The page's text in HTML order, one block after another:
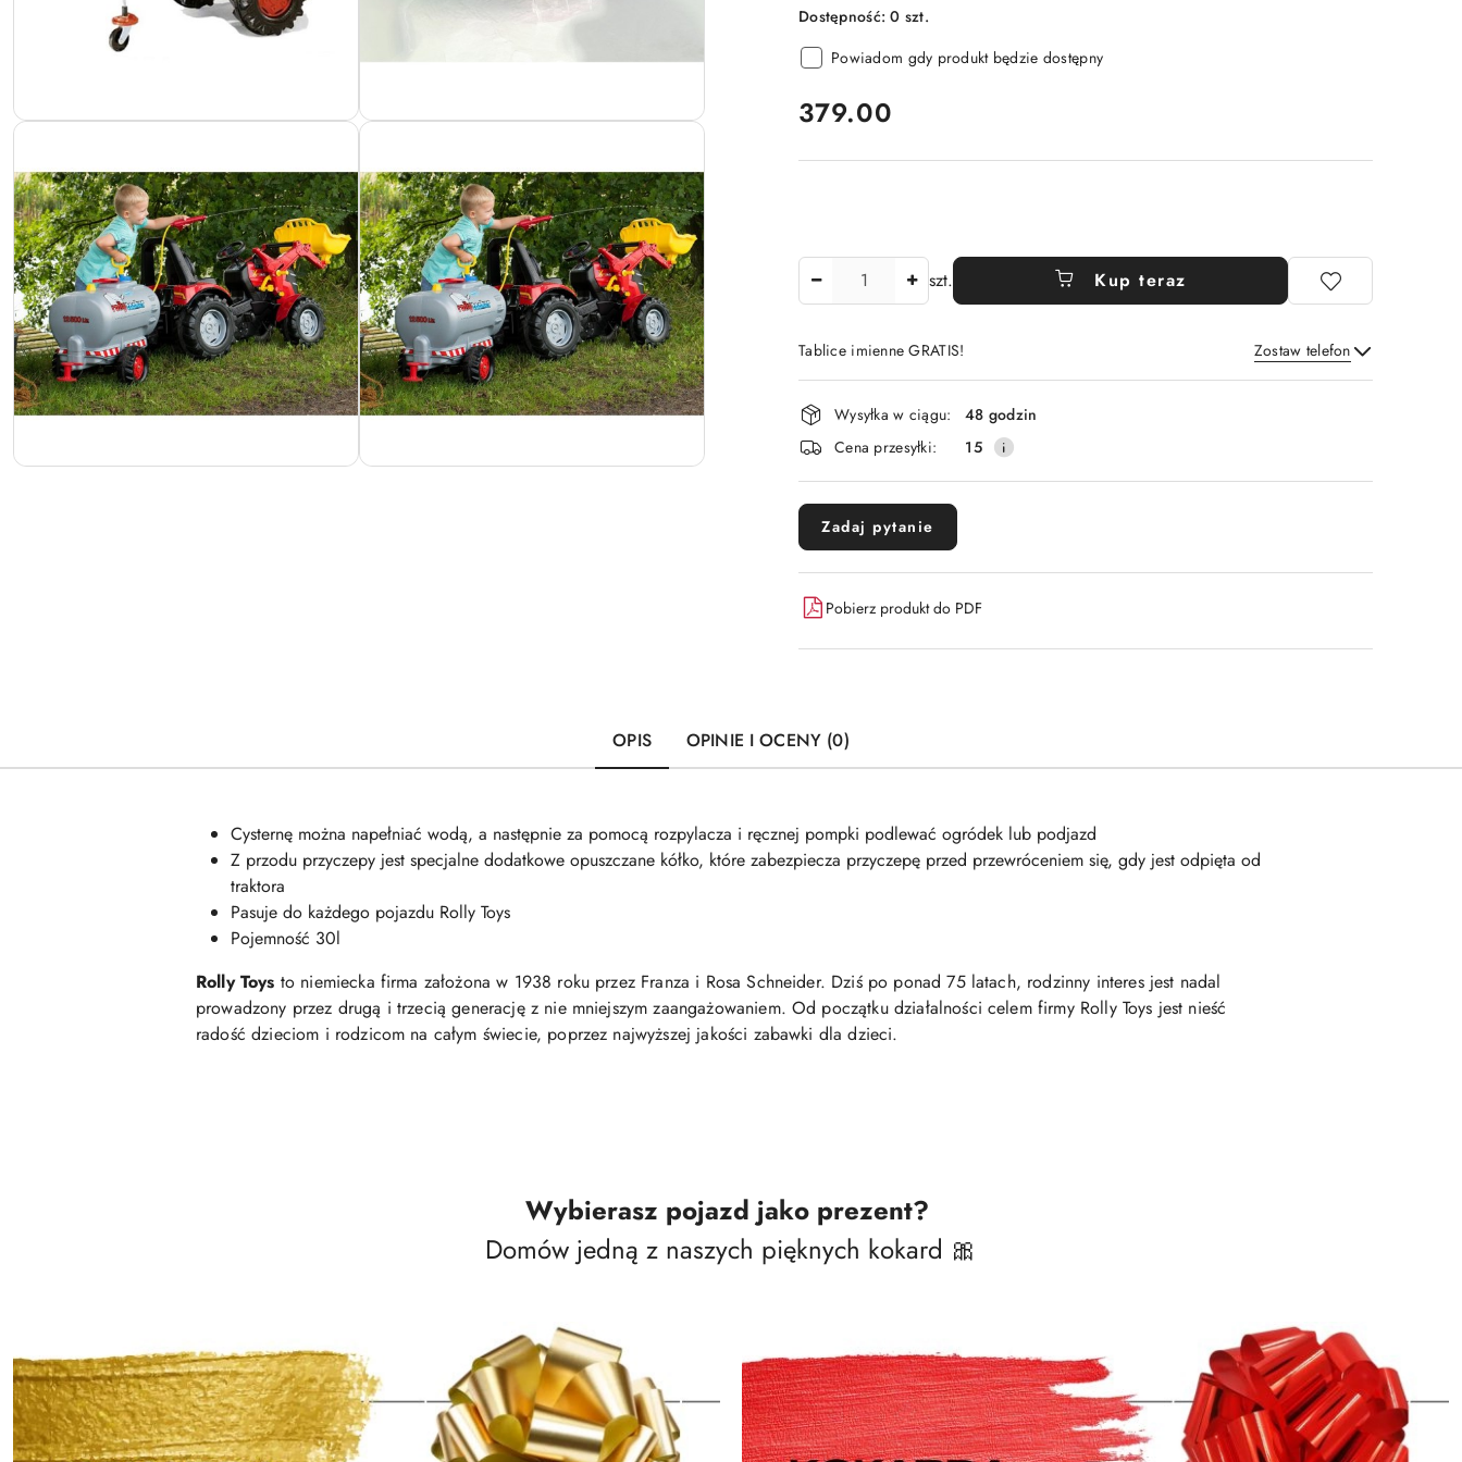
Dostępność:0 szt.
Powiadom gdy produkt będzie dostępny
cena:
379.00
szt. Kup teraz
Tablice imienne GRATIS! Zostaw telefon
Wyślij
Dostępność
i
dostawa
Wysyłka w ciągu:
48 godzin
Cena przesyłki:
15
Zadaj pytanie
Pobierz produkt do PDF
OPIS OPINIE I OCENY (0)
Cysternę można napełniać wodą, a następnie za pomocą rozpylacza i ręcznej pompki podlewać ogródek lub podjazd
Z przodu przyczepy jest specjalne dodatkowe opuszczane kółko, które zabezpiecza przyczepę przed przewróceniem się, gdy jest odpięta od
traktora
Pasuje do każdego pojazdu Rolly Toys
Pojemność 30l
Rolly Toys to niemiecka firma założona w 1938 roku przez Franza i Rosa Schneider. Dziś po ponad 75 latach, rodzinny interes jest nadal
prowadzony przez drugą i trzecią generację z nie mniejszym zaangażowaniem. Od początku działalności celem firmy Rolly Toys jest nieść
radość dzieciom i rodzicom na całym świecie, poprzez najwyższej jakości zabawki dla dzieci.
Wybierasz pojazd jako prezent?
Domów jedną z naszych pięknych kokard 🎀